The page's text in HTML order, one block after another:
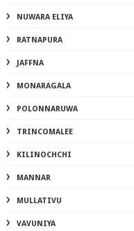
NUWARA ELIYA
RATNAPURA
JAFFNA
MONARAGALA
POLONNARUWA
TRINCOMALEE
KILINOCHCHI
MANNAR
MULLATIVU
VAVUNIYA